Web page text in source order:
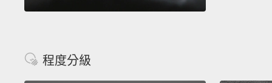
程度分級